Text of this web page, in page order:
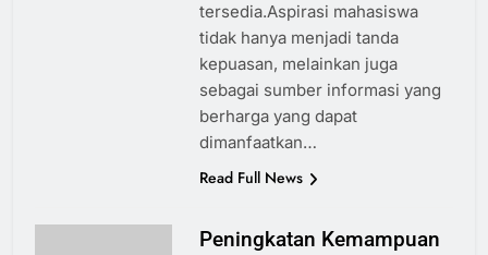
tersedia.Aspirasi mahasiswa
tidak hanya menjadi tanda
kepuasan, melainkan juga
sebagai sumber informasi yang
berharga yang dapat
dimanfaatkan…
Read Full News
Peningkatan Kemampuan